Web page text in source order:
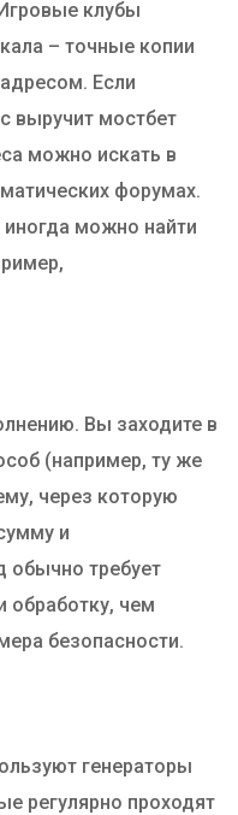
клубы
– точные копии
Если
выручит мостбет
можно искать в
форумах.
можно найти
Вы заходите в
(например, ту же
через которую
и
обычно требует
обработку, чем
безопасности.
генераторы
регулярно проходят